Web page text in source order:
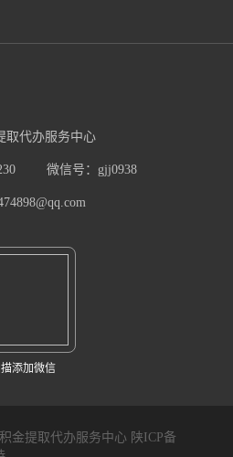
取代办服务中心
微信号：gjj0938
添加微信
金提取代办服务中心 陕ICP备